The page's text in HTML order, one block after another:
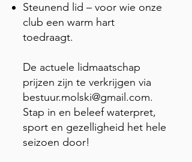
Steunend lid – voor wie onze
club een warm hart
toedraagt.
De actuele lidmaatschap
prijzen zijn te verkrijgen via
bestuur.molski@gmail.com.
Stap in en beleef waterpret,
sport en gezelligheid het hele
seizoen door!